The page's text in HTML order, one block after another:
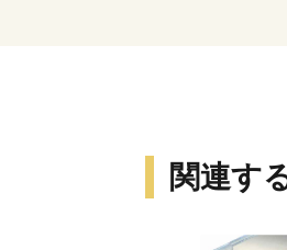
関連す